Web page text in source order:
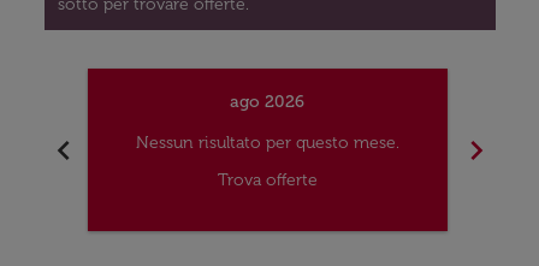
sotto per trovare offerte.
chevron_left
ago 2026
Nessun risultato per questo mese.
Trova offerte
chevron_right